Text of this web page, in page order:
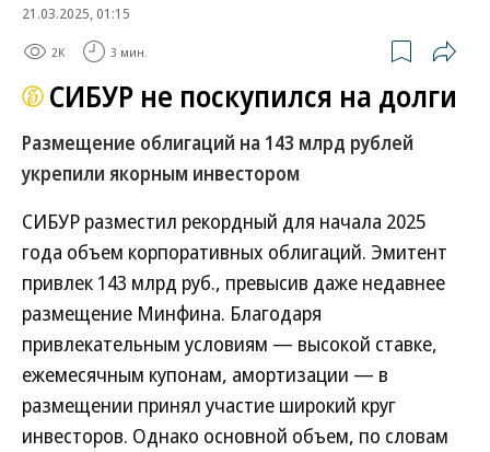
21.03.2025, 01:15
2K 3 мин.
СИБУР не поскупился на долги
Размещение облигаций на 143 млрд рублей
укрепили якорным инвестором
СИБУР разместил рекордный для начала 2025
года объем корпоративных облигаций. Эмитент
привлек 143 млрд руб., превысив даже недавнее
размещение Минфина. Благодаря
привлекательным условиям — высокой ставке,
ежемесячным купонам, амортизации — в
размещении принял участие широкий круг
инвесторов. Однако основной объем, по словам